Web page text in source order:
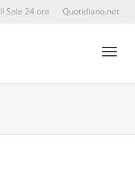
Il Sole 24 ore Quotidiano.net